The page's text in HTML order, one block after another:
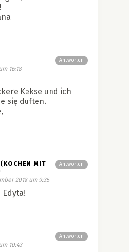
Antworten
16:18
Kekse und ich
się duften.
Antworten
MIT
2018 um 9:35
Edyta!
Antworten
10:43